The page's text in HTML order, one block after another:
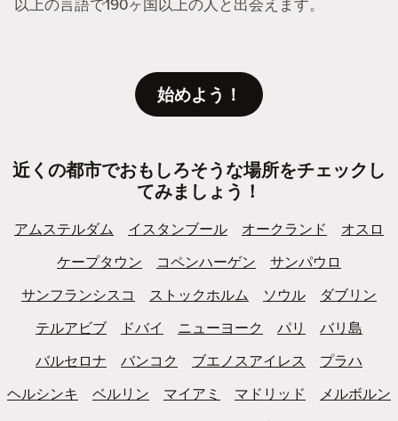
始めよう！
近くの都市でおもしろそうな場所をチェックし
てみましょう！
アムステルダム イスタンブール オークランド
オスロ
ケープタウン
コペンハーゲン
サンパウロ
サンフランシスコ
ストックホルム ソウル
ダブリン
テルアビブ
ドバイ ニューヨーク パリ
バリ島
バルセロナ
バンコク ブエノスアイレス
プラハ
ヘルシンキ
ベルリン マイアミ マドリッド
メルボルン